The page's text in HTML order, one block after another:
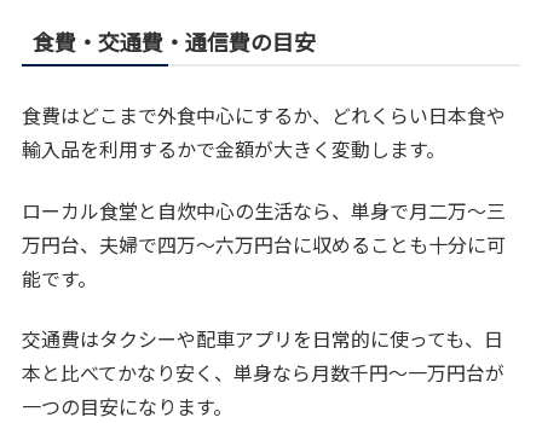
食費・交通費・通信費の目安
食費はどこまで外食中心にするか、どれくらい日本食や
輸入品を利用するかで金額が大きく変動します。
ローカル食堂と自炊中心の生活なら、単身で月二万〜三
万円台、夫婦で四万〜六万円台に収めることも十分に可
能です。
交通費はタクシーや配車アプリを日常的に使っても、日
本と比べてかなり安く、単身なら月数千円〜一万円台が
一つの目安になります。